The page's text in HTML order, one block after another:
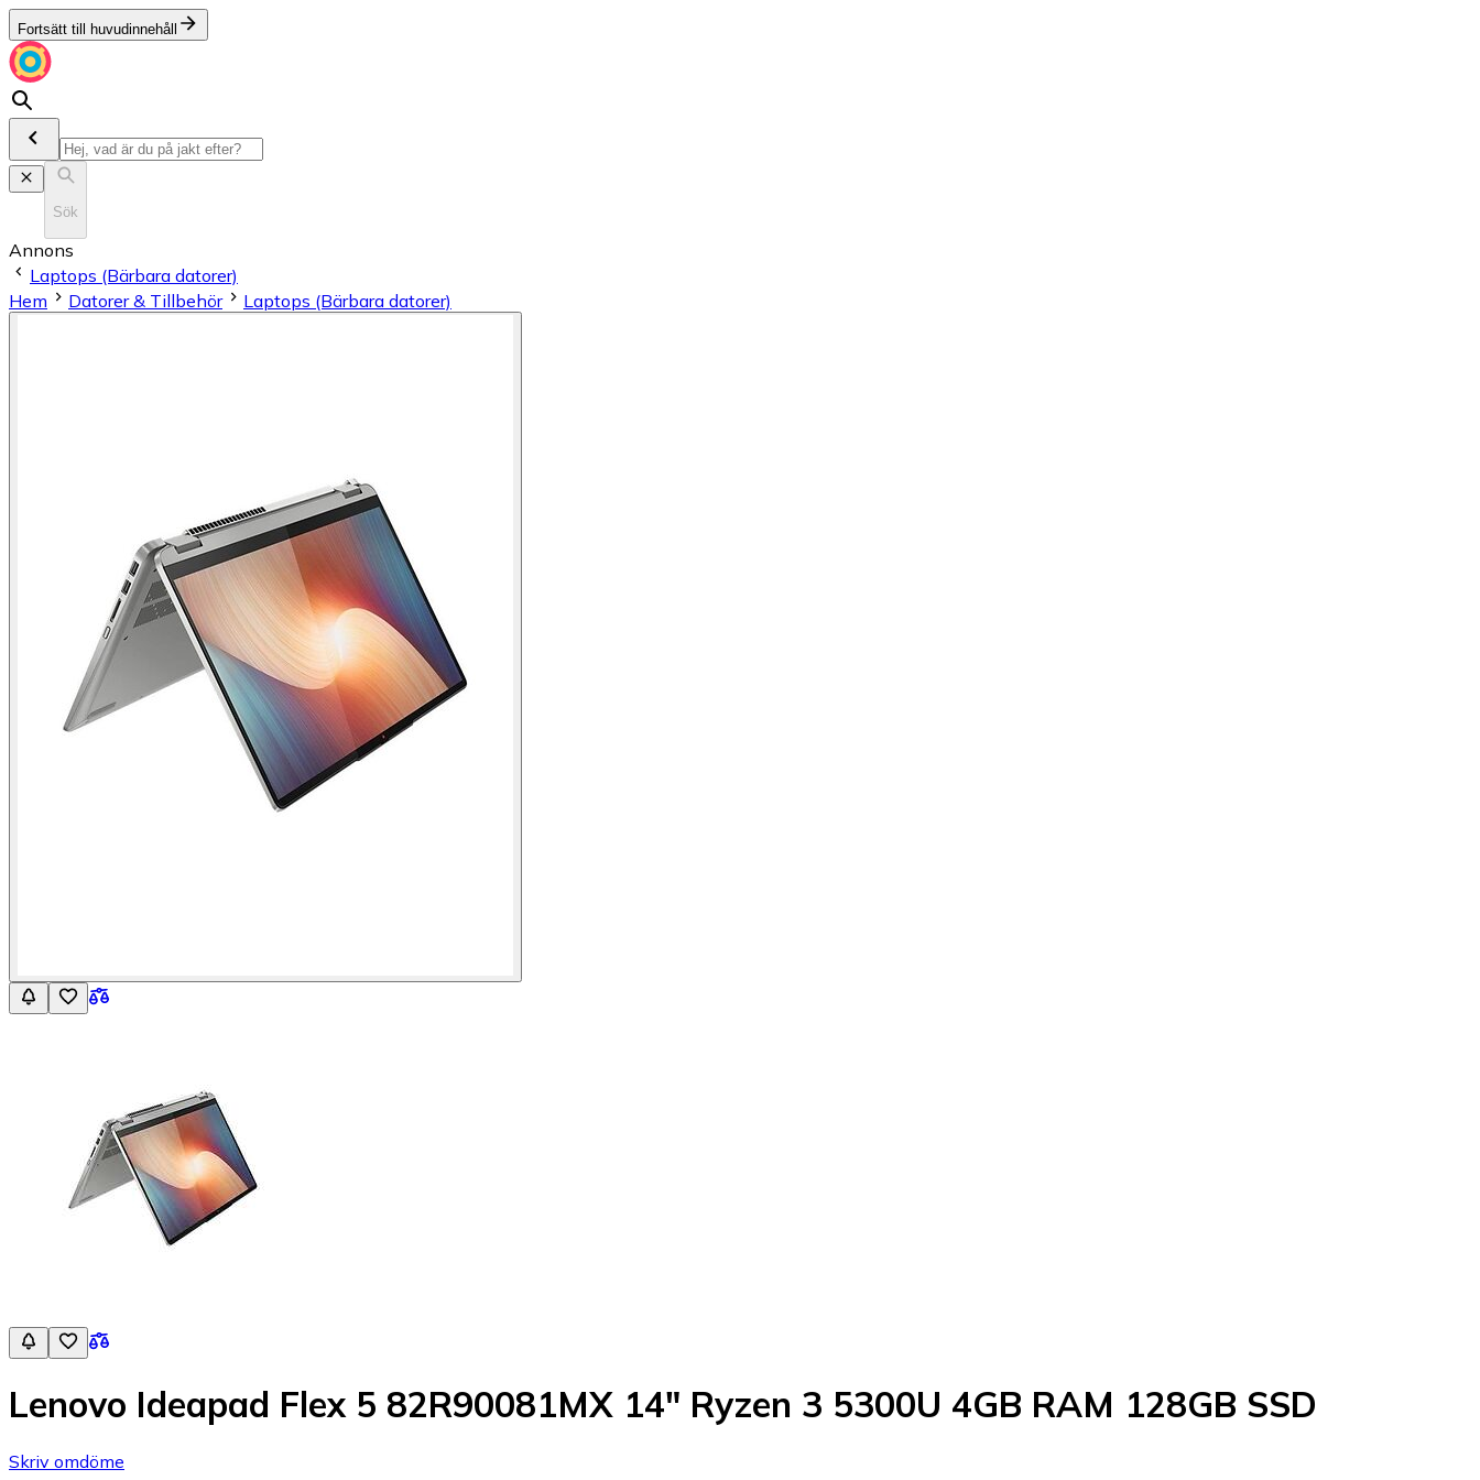
Fortsätt till huvudinnehåll
Sök
Annons
Laptops (Bärbara datorer)
Hem
Datorer & Tillbehör Laptops (Bärbara datorer)
Lenovo Ideapad Flex 5 82R90081MX 14" Ryzen 3 5300U 4GB RAM 128GB SSD
Skriv omdöme